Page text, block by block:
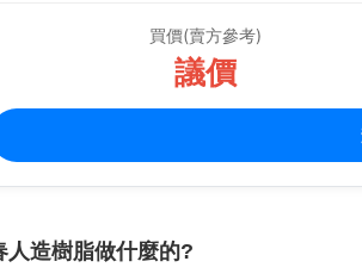
買價(賣方參考)
議價
人造樹脂做什麼的?